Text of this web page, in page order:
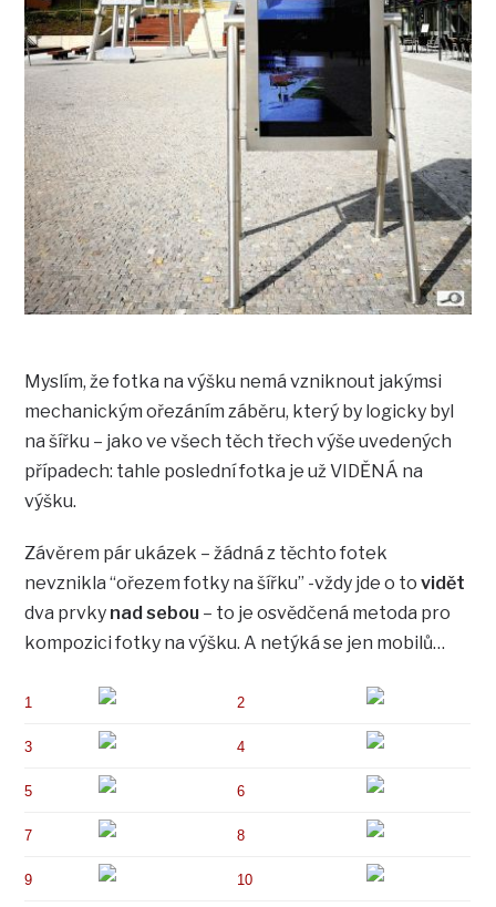
Myslím, že fotka na výšku nemá vzniknout jakýmsi
mechanickým ořezáním záběru, který by logicky byl
na šířku – jako ve všech těch třech výše uvedených
případech: tahle poslední fotka je už VIDĚNÁ na
výšku.
Závěrem pár ukázek – žádná z těchto fotek
nevznikla “ořezem fotky na šířku” -vždy jde o tovidět
dva prvky nad sebou – to je osvědčená metoda pro
kompozici fotky na výšku. A netýká se jen mobilů…
1 2
3 4
5 6
7 8
9 10